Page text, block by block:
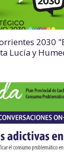
2030
Lucía y